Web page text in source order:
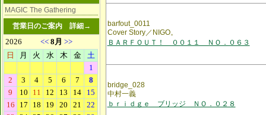
MAGIC The Gathering
営業日のご案内 詳細→
barfout_0011
Cover Story／NIGO。
ＢＡＲＦＯＵＴ！ ００１１ ＮＯ．０６３
bridge_028
中村一義
ｂｒｉｄｇｅ ブリッジ ＮＯ．０２８